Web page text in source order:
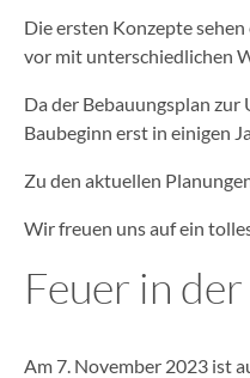
Die ersten Konzepte
vor mit unterschiedlichen
Da der Bebauungsplan
Baubeginn erst in einigen
Zu den aktuellen
Wir freuen uns auf ein
Feuer in
Am 7. November 2023 ist